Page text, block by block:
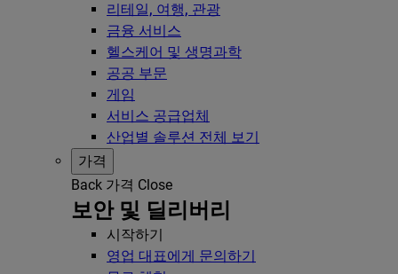
리테일, 여행, 관광
금융 서비스
헬스케어 및 생명과학
공공 부문
게임
서비스 공급업체
산업별 솔루션 전체 보기
가격
Back 가격 Close
보안 및 딜리버리
시작하기
영업 대표에게 문의하기